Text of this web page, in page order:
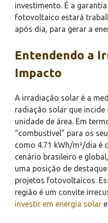
investimento. É a
fotovoltaico estará
após dia, para gerar a
Entendendo a
Impacto
A irradiação solar é a
radiação solar que
unidade de área. Em
“combustível” para os
como 4.71 kWh/m²/dia é
cenário brasileiro e
uma posição de
projetos fotovoltaicos.
região é um convite
investir em energia solar